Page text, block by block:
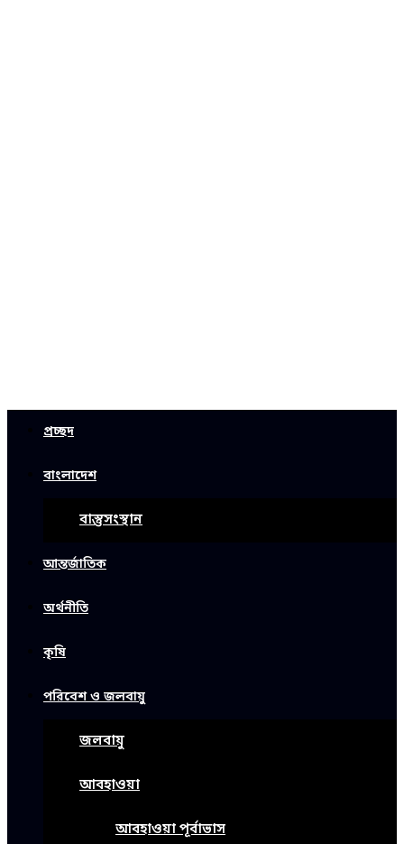
প্রচ্ছদ
বাংলাদেশ
বাস্তুসংস্থান
আন্তর্জাতিক
অর্থনীতি
কৃষি
পরিবেশ ও জলবায়ু
জলবায়ু
আবহাওয়া
আবহাওয়া পূর্বাভাস